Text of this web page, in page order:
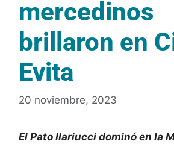
mercedinos
brillaron en
Evita
20 noviembre, 2023
El Pato Ilariucci dominó en la